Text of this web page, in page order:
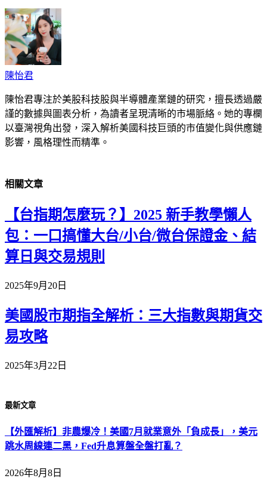
陳怡君
陳怡君專注於美股科技股與半導體產業鏈的研究，擅長透過嚴
謹的數據與圖表分析，為讀者呈現清晰的市場脈絡。她的專欄
以臺灣視角出發，深入解析美國科技巨頭的市值變化與供應鏈
影響，風格理性而精準。
相關文章
【台指期怎麼玩？】2025 新手教學懶人
包：一口搞懂大台/小台/微台保證金、結
算日與交易規則
2025年9月20日
美國股市期指全解析：三大指數與期貨交
易攻略
2025年3月22日
最新文章
【外匯解析】非農爆冷！美國7月就業意外「負成長」，美元
跳水周線連二黑，Fed升息算盤全盤打亂？
2026年8月8日